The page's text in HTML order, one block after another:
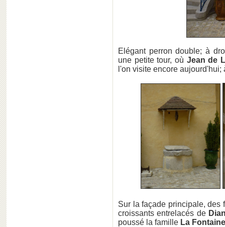
Elégant perron double; à
une petite tour, où Jean de
l'on visite encore
Sur la façade principale, des
croissants entrelacés de
poussé la famille La Fontaine